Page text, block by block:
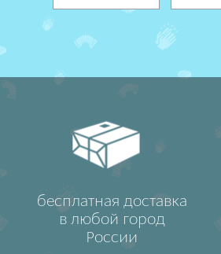
бесплатная доставка
в любой город
России